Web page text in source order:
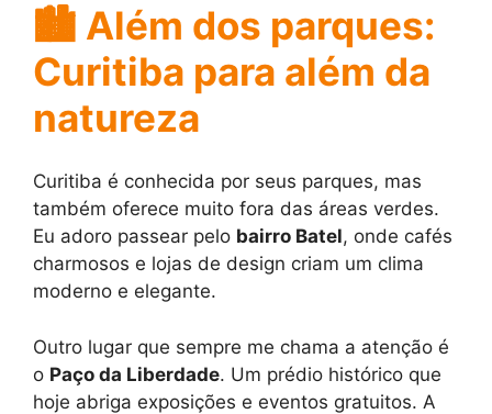
🏙️ Além dos parques:
Curitiba para além da
natureza
Curitiba é conhecida por seus parques, mas
também oferece muito fora das áreas verdes.
Eu adoro passear pelo bairro Batel, onde cafés
charmosos e lojas de design criam um clima
moderno e elegante.
Outro lugar que sempre me chama a atenção é
o Paço da Liberdade. Um prédio histórico que
hoje abriga exposições e eventos gratuitos. A